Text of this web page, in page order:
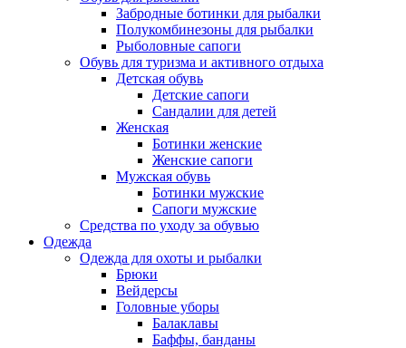
Забродные ботинки для рыбалки
Полукомбинезоны для рыбалки
Рыболовные сапоги
Обувь для туризма и активного отдыха
Детская обувь
Детские сапоги
Сандалии для детей
Женская
Ботинки женские
Женские сапоги
Мужская обувь
Ботинки мужские
Сапоги мужские
Средства по уходу за обувью
Одежда
Одежда для охоты и рыбалки
Брюки
Вейдерсы
Головные уборы
Балаклавы
Баффы, банданы